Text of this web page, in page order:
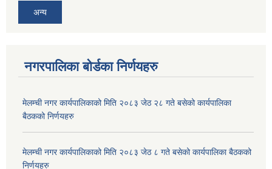
अन्य
नगरपालिका बोर्डका निर्णयहरु
मेलम्ची नगर कार्यपालिकाको मिति २०८३ जेठ २८ गते बसेको कार्यपालिका
बैठकको निर्णयहरु
मेलम्ची नगर कार्यपालिकाको मिति २०८३ जेठ ८ गते बसेको कार्यपालिका बैठकको
निर्णयहरु